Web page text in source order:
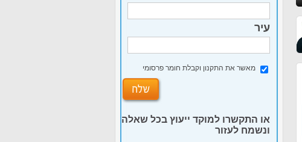
עיר
מאשר את התקנון וקבלת חומר פרסומי
או התקשרו למוקד ייעוץ בכל שאלה
ונשמח לעזור